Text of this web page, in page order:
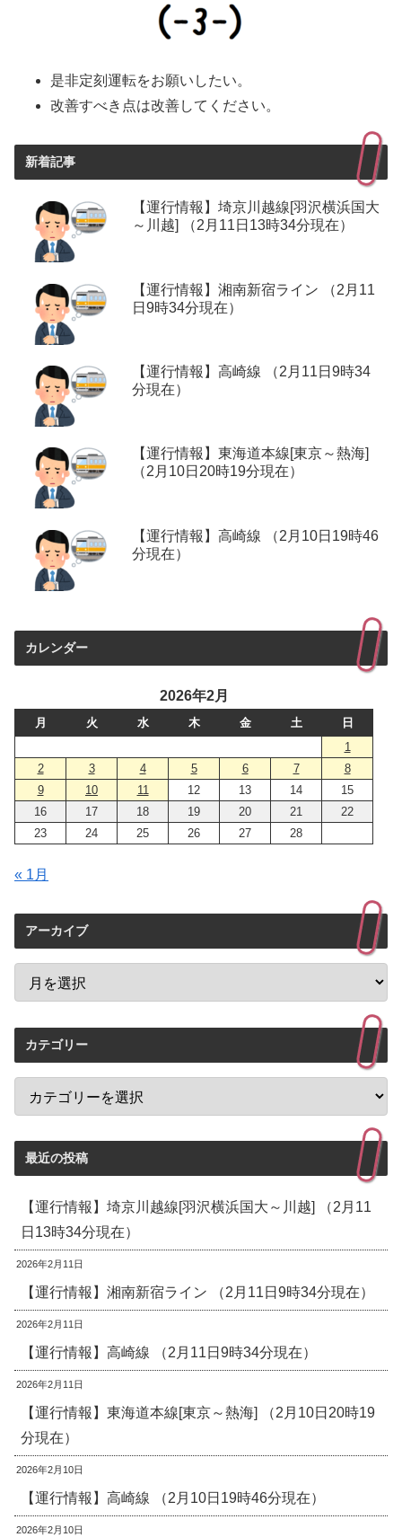
是非定刻運転をお願いしたい。
改善すべき点は改善してください。
新着記事
【運行情報】埼京川越線[羽沢横浜国大
～川越] （2月11日13時34分現在）
【運行情報】湘南新宿ライン （2月11
日9時34分現在）
【運行情報】高崎線 （2月11日9時34
分現在）
【運行情報】東海道本線[東京～熱海]
（2月10日20時19分現在）
【運行情報】高崎線 （2月10日19時46
分現在）
カレンダー
2026年2月
月 火 水 木 金 土
日
1
2
3 4 5 6 7
8
9
10 11 12 13 14
15
16
17 18 19 20 21
22
23
24 25 26 27 28
« 1月
アーカイブ
カテゴリー
最近の投稿
【運行情報】埼京川越線[羽沢横浜国大～川越] （2月11
日13時34分現在）
2026年2月11日
【運行情報】湘南新宿ライン （2月11日9時34分現在）
2026年2月11日
【運行情報】高崎線 （2月11日9時34分現在）
2026年2月11日
【運行情報】東海道本線[東京～熱海] （2月10日20時19
分現在）
2026年2月10日
【運行情報】高崎線 （2月10日19時46分現在）
2026年2月10日